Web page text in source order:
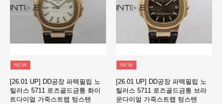
NEW
[26.01 UP] DD공장 파텍필립 노
틸러스 5711 로즈골드금통 화이
트다이얼 가죽스트랩 텅스텐
NEW
[26.01 UP] DD공장 파텍필립 노
틸러스 5711 로즈골드금통 브라
운다이얼 가죽스트랩 텅스텐